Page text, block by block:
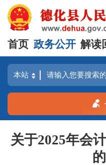
首页 政务公开 解读
关于2025年会